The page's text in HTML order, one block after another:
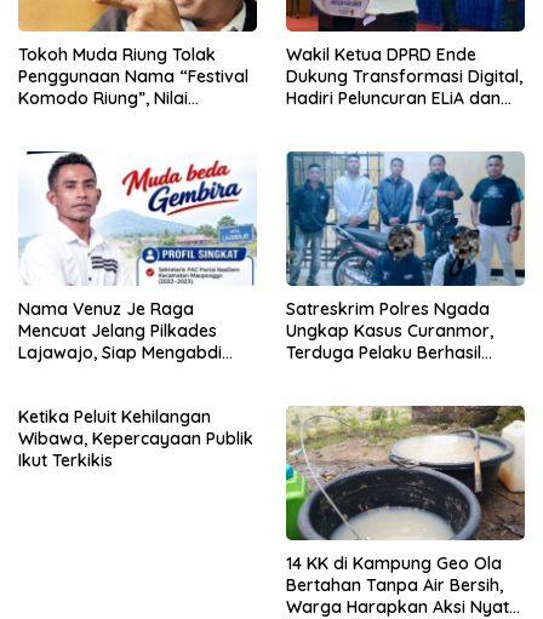
Tokoh Muda Riung Tolak
Penggunaan Nama “Festival
Komodo Riung”, Nilai
Wakil Ketua DPRD Ende
Dukung Transformasi Digital,
Hadiri Peluncuran ELiA dan
Nama Venuz Je Raga
Mencuat Jelang Pilkades
Lajawajo, Siap Mengabdi
Satreskrim Polres Ngada
Ungkap Kasus Curanmor,
Terduga Pelaku Berhasil
Ketika Peluit Kehilangan
Wibawa, Kepercayaan Publik
Ikut Terkikis
14 KK di Kampung Geo Ola
Bertahan Tanpa Air Bersih,
Warga Harapkan Aksi Nyata